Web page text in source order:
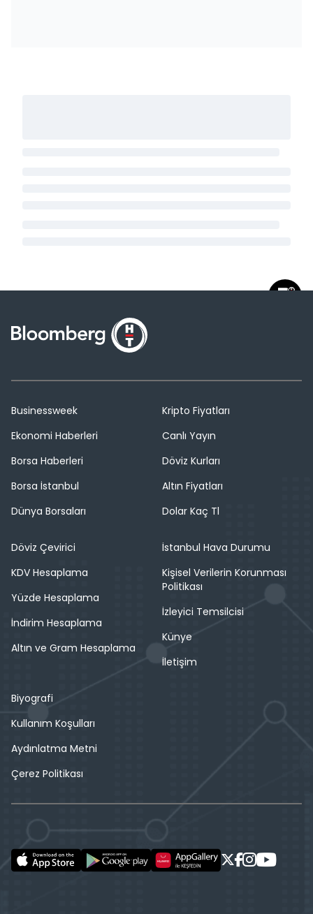
Businessweek
Ekonomi Haberleri
Borsa Haberleri
Borsa İstanbul
Dünya Borsaları
Kripto Fiyatları
Canlı Yayın
Döviz Kurları
Altın Fiyatları
Dolar Kaç Tl
Döviz Çevirici
KDV Hesaplama
Yüzde Hesaplama
İndirim Hesaplama
Altın ve Gram Hesaplama
İstanbul Hava Durumu
Kişisel Verilerin Korunması
Politikası
İzleyici Temsilcisi
Künye
İletişim
Biyografi
Kullanım Koşulları
Aydınlatma Metni
Çerez Politikası